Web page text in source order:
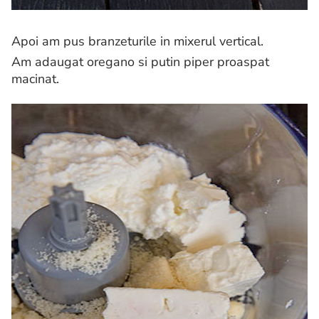
Apoi am pus branzeturile in mixerul vertical.
Am adaugat oregano si putin piper proaspat
macinat.